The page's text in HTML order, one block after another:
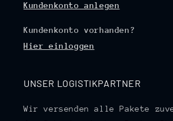
Kundenkonto anlegen
Kundenkonto vorhanden?
Hier einloggen
UNSER LOGISTIKPARTNER
Wir versenden alle Pakete